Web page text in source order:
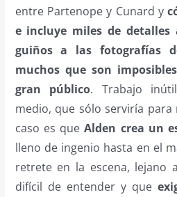
entre Partenope y Cunard y
e incluye miles de detalles
guiños a las fotografías
muchos que son
gran público. Trabajo
medio, que sólo serviría para
caso es queAlden crea un
lleno de ingenio hasta en el
retrete en la escena, lejano
difícil de entender y que